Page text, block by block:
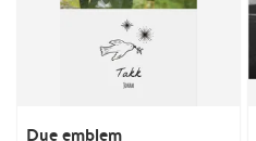
Due emblem